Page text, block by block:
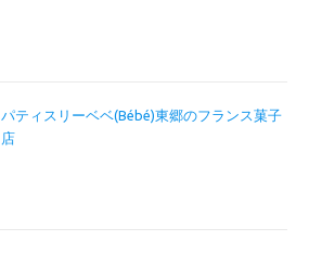
パティスリーベベ(Bébé)東郷のフランス菓子
店